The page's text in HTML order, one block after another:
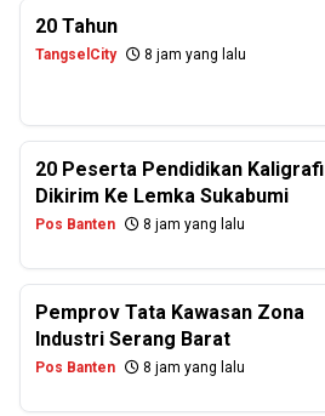
20 Tahun
TangselCity 8 jam yang lalu
20 Peserta Pendidikan Kaligrafi
Dikirim Ke Lemka Sukabumi
Pos Banten 8 jam yang lalu
Pemprov Tata Kawasan Zona
Industri Serang Barat
Pos Banten 8 jam yang lalu